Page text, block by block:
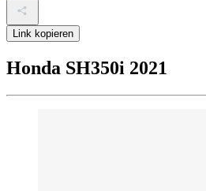
Link kopieren
Honda SH350i 2021